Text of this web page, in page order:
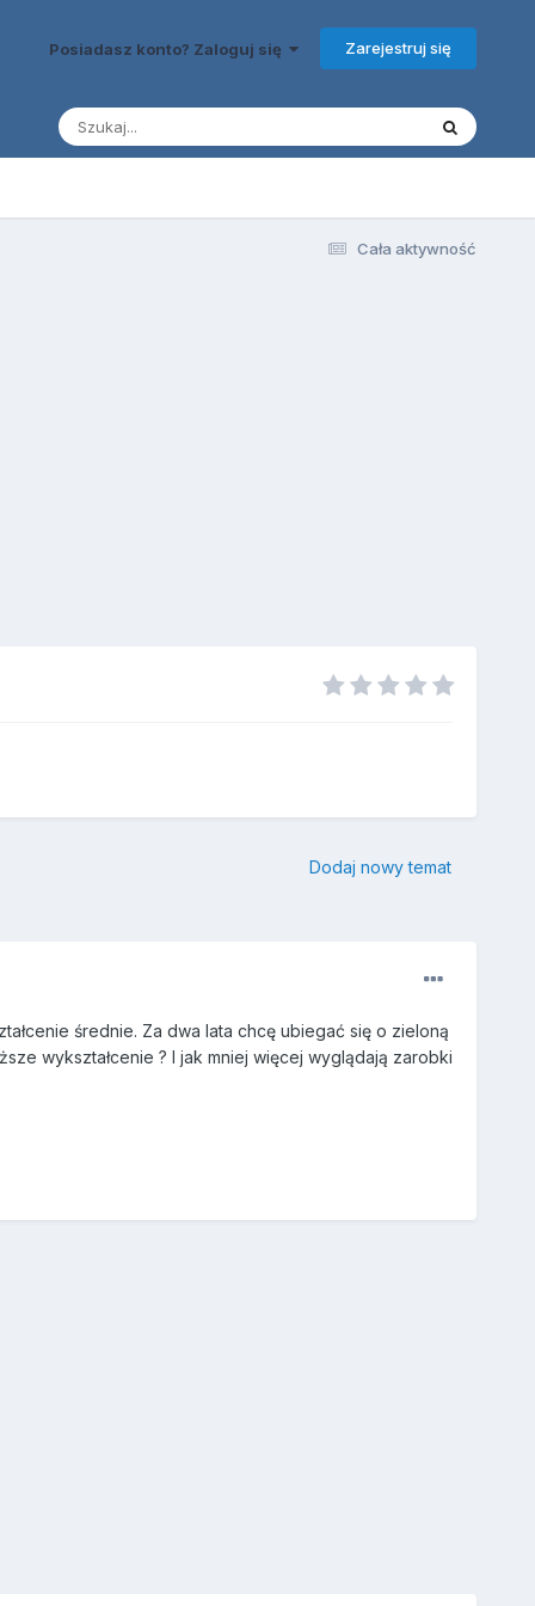
Posiadasz konto? Zaloguj się Zarejestruj się
Cała aktywność
Dodaj nowy temat
średnie. Za dwa lata chcę ubiegać się o zieloną
wykształcenie ? I jak mniej więcej wyglądają zarobki